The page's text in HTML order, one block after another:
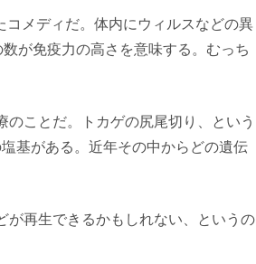
メディだ。体内にウィルスなどの異
が免疫力の高さを意味する。むっち
ことだ。トカゲの尻尾切り、という
基がある。近年その中からどの遺伝
が再生できるかもしれない、というの